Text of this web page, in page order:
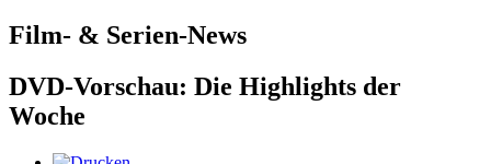
Film- & Serien-News
DVD-Vorschau: Die Highlights der
Woche